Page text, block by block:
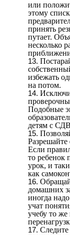
или
этому
принять
путает.
несколько
избежать
на потом.
Подобные
детям с
Разрешайте
Если
то ребенок
урок, и
как
домашних
иногда
учат
учебу то же
Следите